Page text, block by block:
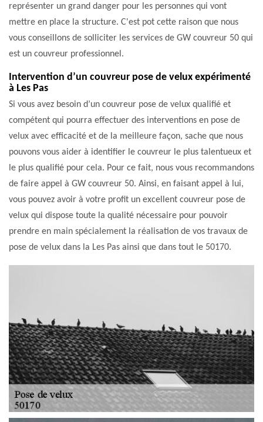
représenter un grand danger pour les personnes qui vont
mettre en place la structure. C'est pot cette raison que nous
vous conseillons de solliciter les services de GW couvreur 50 qui
est un couvreur professionnel.
Intervention d’un couvreur pose de velux expérimenté
à Les Pas
Si vous avez besoin d’un couvreur pose de velux qualifié et
compétent qui pourra effectuer des interventions en pose de
velux avec efficacité et de la meilleure façon, sache que nous
pouvons vous aider à identifier le couvreur le plus talentueux et
le plus qualifié pour cela. Pour ce fait, nous vous recommandons
de faire appel à GW couvreur 50. Ainsi, en faisant appel à lui,
vous pouvez avoir à votre profit un excellent couvreur pose de
velux qui dispose toute la qualité nécessaire pour pouvoir
prendre en main spécialement la réalisation de vos travaux de
pose de velux dans la Les Pas ainsi que dans tout le 50170.